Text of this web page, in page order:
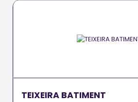
TEIXEIRA BATIMENT